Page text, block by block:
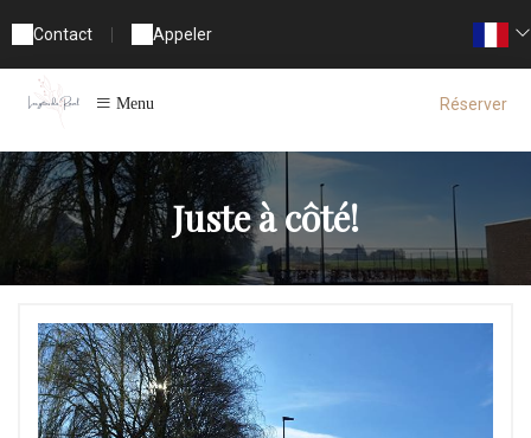
Contact Appeler
Menu Réserver
Juste à côté!